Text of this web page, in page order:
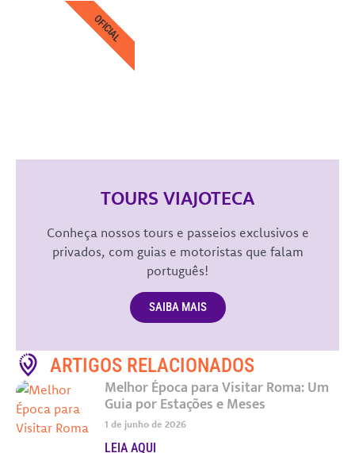
TOURS VIAJOTECA
Conheça nossos tours e passeios exclusivos e
privados, com guias e motoristas que falam
português!
SAIBA MAIS
OFICIAL
ARTIGOS RELACIONADOS
Melhor Época para Visitar Roma: Um
Guia por Estações e Meses
1 de junho de 2026
LEIA AQUI